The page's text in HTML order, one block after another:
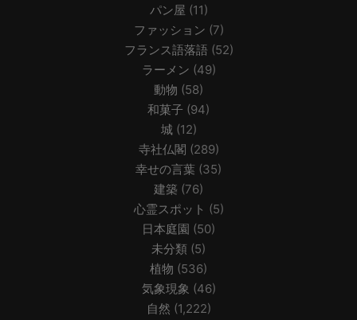
パン屋 (11)
ファッション (7)
フランス語落語 (52)
ラーメン (49)
動物 (58)
和菓子 (94)
城(12)
寺社仏閣 (289)
幸せの言葉 (35)
建築 (76)
心霊スポット (5)
日本庭園 (50)
未分類 (5)
植物 (536)
気象現象 (46)
自然 (1,222)